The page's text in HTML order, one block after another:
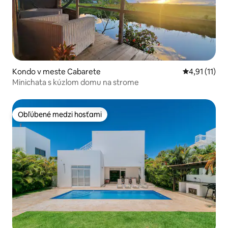
Kondo v meste Cabarete Priemerné
4,91 (11)
Minichata s kúzlom domu na strome
Obľúbené medzi hosťami
Obľúbené medzi hosťami